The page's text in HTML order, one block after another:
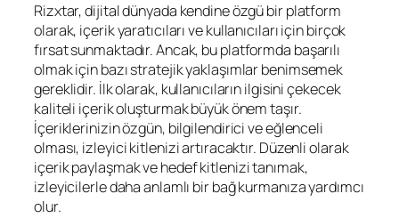
Rizxtar, dijital dünyada kendine özgü bir platform
olarak, içerik yaratıcıları ve kullanıcıları için birçok
fırsat sunmaktadır. Ancak, bu platformda başarılı
olmak için bazı stratejik yaklaşımlar benimsemek
gereklidir. İlk olarak, kullanıcıların ilgisini çekecek
kaliteli içerik oluşturmak büyük önem taşır.
İçeriklerinizin özgün, bilgilendirici ve eğlenceli
olması, izleyici kitlenizi artıracaktır. Düzenli olarak
içerik paylaşmak ve hedef kitlenizi tanımak,
izleyicilerle daha anlamlı bir bağ kurmanıza yardımcı
olur.